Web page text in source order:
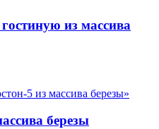
из массива
березы